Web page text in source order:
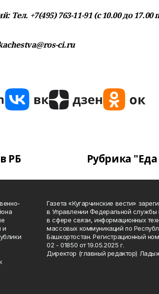
Тел. +7(495) 763-11-91 (с 10.00 до
ci.ru
РБ Рубрика
и
Газета «Кугарчинские вести»
в Управлении Федеральной службы
в сфере связи, информационных
массовых коммуникаций по
Башкортостан. Регистрационный
02 - 01850 от 19.05.2025 г.
Директор (главный редактор)